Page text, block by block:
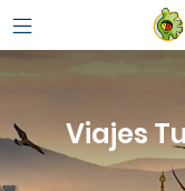
Viajes